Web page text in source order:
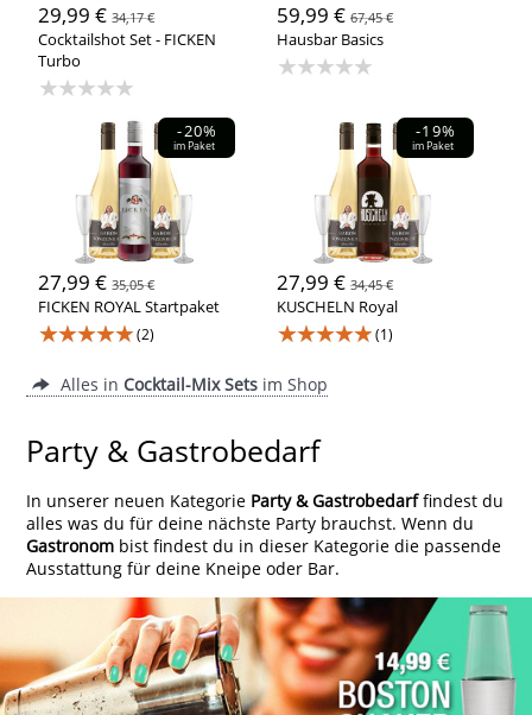
29,99 €34,17 €
Cocktailshot Set - FICKEN
Turbo
★★★★★
59,99 € 67,45 €
Hausbar Basics
★★★★★
-20%
im Paket
27,99 €35,05 €
FICKEN ROYAL Startpaket
★★★★★(2)
-19%
im Paket
27,99 € 34,45 €
KUSCHELN Royal
★★★★★(1)
Alles in Cocktail-Mix Sets im Shop
Party & Gastrobedarf
In unserer neuen Kategorie Party & Gastrobedarffindest du
alles was du für deine nächste Party brauchst. Wenn du
Gastronom bist findest du in dieser Kategorie die passende
Ausstattung für deine Kneipe oder Bar.